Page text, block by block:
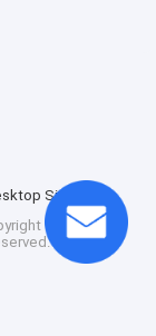
Site
© 2024